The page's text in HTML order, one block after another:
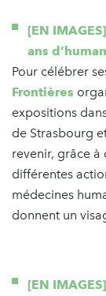
[EN
ans
Pour célébrer
Frontières
expositions
de Strasbourg
revenir, grâce à
différentes
médecines
donnent un
[EN